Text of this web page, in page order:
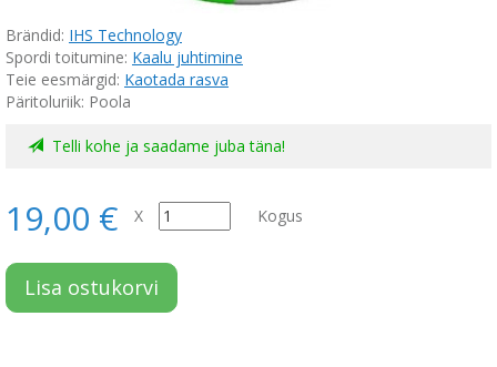
Brändid: IHS Technology
Spordi toitumine: Kaalu juhtimine
Teie eesmärgid: Kaotada rasva
Päritoluriik: Poola
Telli kohe ja saadame juba täna!
19,00 € X Kogus
Lisa ostukorvi